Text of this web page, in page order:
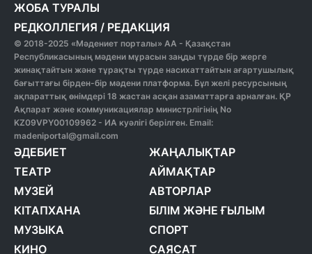
ЖОБА ТУРАЛЫ
РЕДКОЛЛЕГИЯ / РЕДАКЦИЯ
© 2018-2025 «Мәдениет порталы» АА - Қазақстан
Республикасының мәдени мұрасын заңды түрде бір жерге
жинақтайтын және тұрақты түрде насихаттайтын ағартушылық
бағыттағы бірден-бір мәдени платформа. Бұл желі ресурсының
ақпараттық өнімдері 18 жастан асқан азаматтарға арналған. ҚР
Ақпарат және коммуникациялар министрлігінің No
KZ09VPY00109962 - ИА куәлігі берілген. Email:
madeniportal@gmail.com
ӘДЕБИЕТ
ТЕАТР
МУЗЕЙ
КІТАПХАНА
МУЗЫКА
КИНО
ЖАҢАЛЫҚТАР
АЙМАҚТАР
АВТОРЛАР
БІЛІМ ЖӘНЕ ҒЫЛЫМ
СПОРТ
САЯСАТ